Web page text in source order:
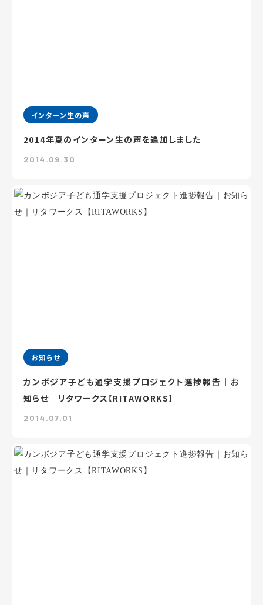
インターン生の声
2014年夏のインターン生の声を追加しました
2014.09.30
お知らせ
カンボジア子ども通学支援プロジェクト進捗報告｜お
知らせ｜リタワークス【RITAWORKS】
2014.07.01